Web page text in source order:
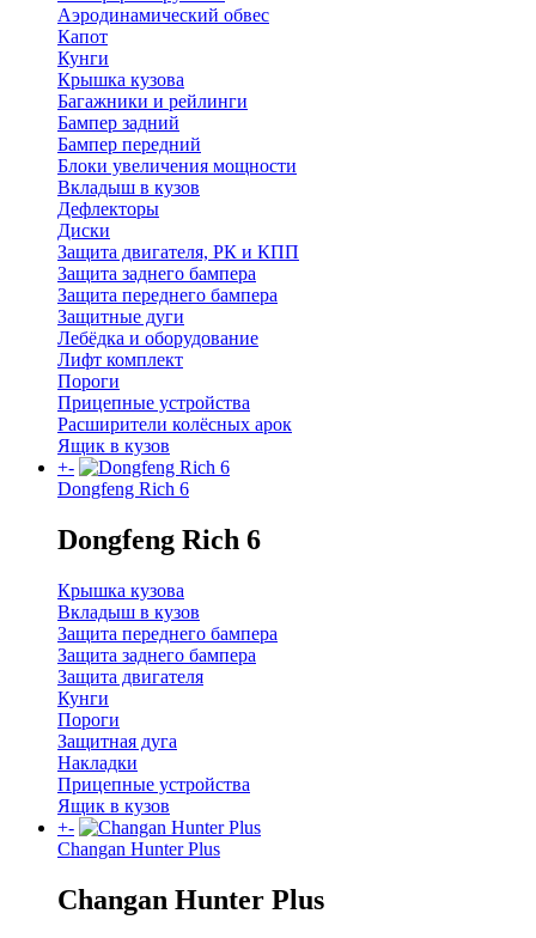
Аэродинамический обвес
Капот
Кунги
Крышка кузова
Багажники и рейлинги
Бампер задний
Бампер передний
Блоки увеличения мощности
Вкладыш в кузов
Дефлекторы
Диски
Защита двигателя, РК и КПП
Защита заднего бампера
Защита переднего бампера
Защитные дуги
Лебёдка и оборудование
Лифт комплект
Пороги
Прицепные устройства
Расширители колёсных арок
Ящик в кузов
+-
Dongfeng Rich 6
Dongfeng Rich 6
Крышка кузова
Вкладыш в кузов
Защита переднего бампера
Защита заднего бампера
Защита двигателя
Кунги
Пороги
Защитная дуга
Накладки
Прицепные устройства
Ящик в кузов
+-
Changan Hunter Plus
Changan Hunter Plus